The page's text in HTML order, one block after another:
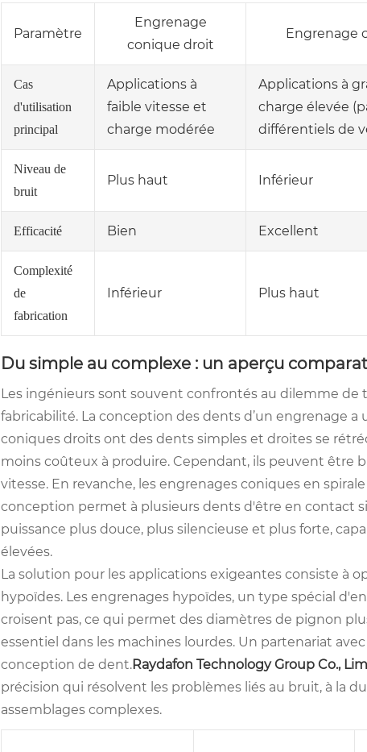
Paramètre
Engrenage
conique droit
Engrenage
Cas
d'utilisation
principal
Applications à
faible vitesse et
charge modérée
Applications à
charge élevée
différentiels de
Niveau de
bruit
Plus haut Inférieur
Efficacité Bien Excellent
Complexité
de
fabrication
Inférieur Plus haut
Du simple au complexe : un aperçu
Les ingénieurs sont souvent confrontés au dilemme
fabricabilité. La conception des dents d’un engrenage
coniques droits ont des dents simples et droites se
moins coûteux à produire. Cependant, ils peuvent être
vitesse. En revanche, les engrenages coniques en
conception permet à plusieurs dents d'être en contact
puissance plus douce, plus silencieuse et plus forte,
élevées.
La solution pour les applications exigeantes consiste à
hypoïdes. Les engrenages hypoïdes, un type spécial
croisent pas, ce qui permet des diamètres de pignon
essentiel dans les machines lourdes. Un partenariat
conception de dent.Raydafon Technology Group Co.,
précision qui résolvent les problèmes liés au bruit, à la
assemblages complexes.